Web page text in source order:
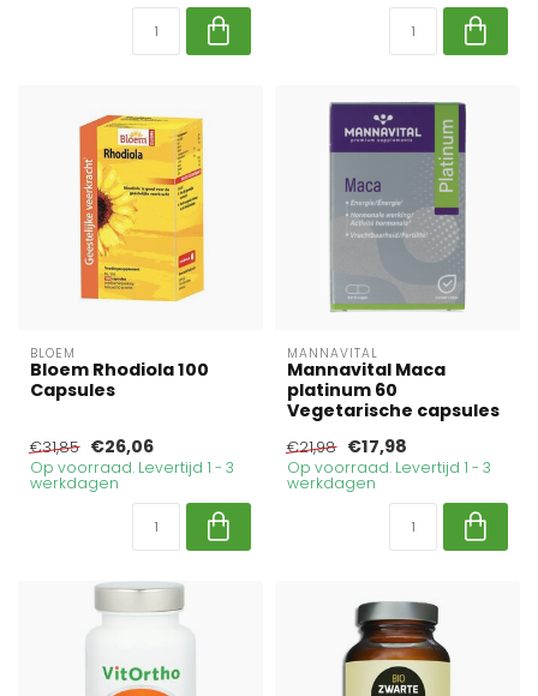
BLOEM
Bloem Rhodiola 100
Capsules
€31,85 €26,06
Op voorraad. Levertijd 1 - 3
werkdagen
MANNAVITAL
Mannavital Maca
platinum 60
Vegetarische capsules
€21,98 €17,98
Op voorraad. Levertijd 1 - 3
werkdagen